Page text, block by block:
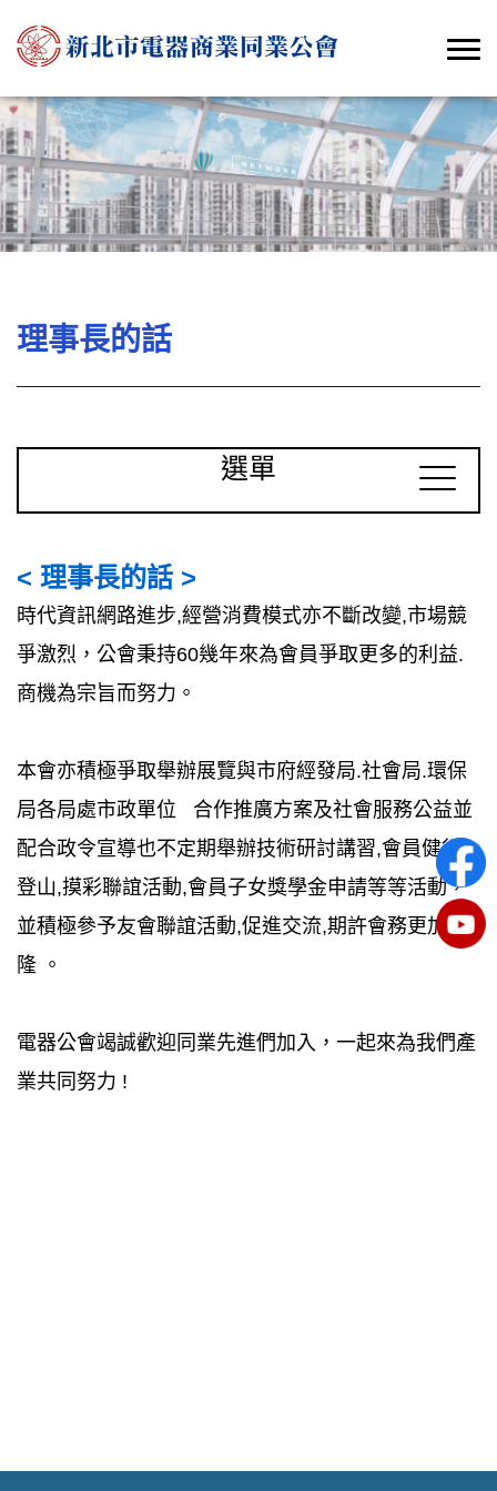
理事長的話
選單
< 理事長的話 >
時代資訊網路進步,經營消費模式亦不斷改變,市場競
爭激烈，公會秉持60幾年來為會員爭取更多的利益.
商機為宗旨而努力。
本會亦積極爭取舉辦展覽與市府經發局.社會局.環保
局各局處市政單位 合作推廣方案及社會服務公益並
配合政令宣導也不定期舉辦技術研討講習,會員健行,
登山,摸彩聯誼活動,會員子女獎學金申請等等活動，
並積極參予友會聯誼活動,促進交流,期許會務更加昌
隆 。
電器公會竭誠歡迎同業先進們加入，一起來為我們產
業共同努力 !